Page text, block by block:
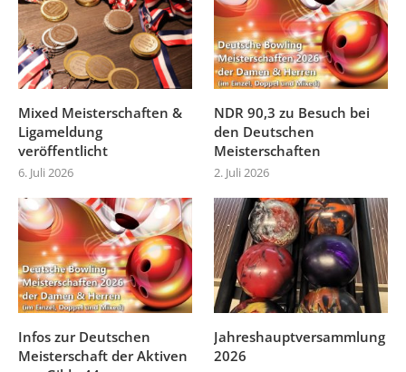
Mixed Meisterschaften &
Ligameldung
veröffentlicht
6. Juli 2026
NDR 90,3 zu Besuch bei
den Deutschen
Meisterschaften
2. Juli 2026
Infos zur Deutschen
Meisterschaft der Aktiven
Jahreshauptversammlung
2026